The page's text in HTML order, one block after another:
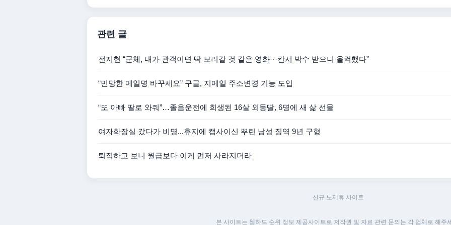
관련 글
전지현 “군체, 내가 관객이면 딱 보러갈 것 같은 영화···칸서 박수 받으니 울컥했다”
“민망한 메일명 바꾸세요” 구글, 지메일 주소변경 기능 도입
“또 아빠 딸로 와줘”…졸음운전에 희생된 16살 외동딸, 6명에 새 삶 선물
여자화장실 갔다가 비명...휴지에 캡사이신 뿌린 남성 징역 9년 구형
퇴직하고 보니 월급보다 이게 먼저 사라지더라
신규 노제휴 사이트
본 사이트는 웹하드 순위 정보 제공사이트로 저작권 및 자료 관련 문의는 각 업체로 해주